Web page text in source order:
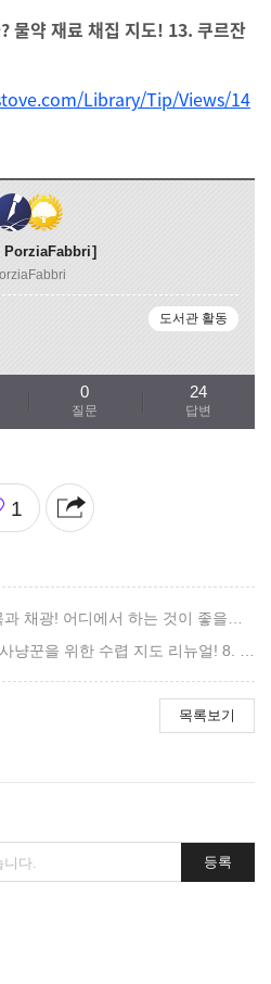
물약 재료 채집 지도! 13. 쿠르잔
Library/Tip/Views/14
PorziaFabbri
도서관 활동
질문
0
답변
24
1
어디에서 하는 것이 좋을까? 리뉴얼! 8. 로헨델 편.
을 위한 수렵 지도 리뉴얼! 8. 로헨델 편.
목록보기
등록